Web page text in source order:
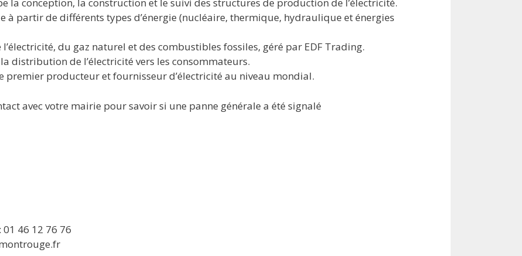
à partir de différents types d’énergie (nucléaire, thermique, hydraulique et énergies
l’électricité, du gaz naturel et des combustibles fossiles, géré par EDF Trading.
distribution de l’électricité vers les consommateurs.
premier producteur et fournisseur d’électricité au niveau mondial.
avec votre mairie pour savoir si une panne générale a été signalé
46 12 76 76